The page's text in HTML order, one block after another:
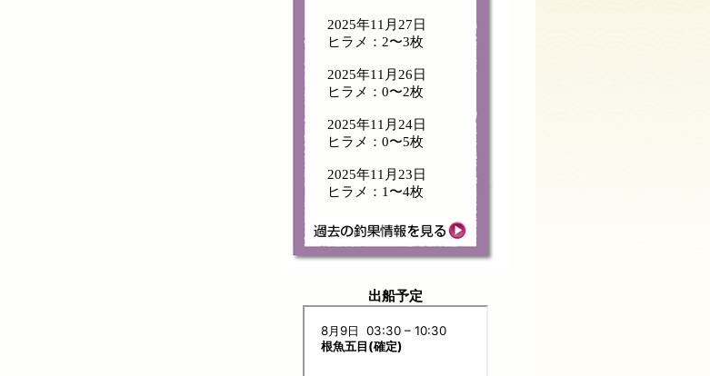
2025年11月27日
ヒラメ：2〜3枚
2025年11月26日
ヒラメ：0〜2枚
2025年11月24日
ヒラメ：0〜5枚
2025年11月23日
ヒラメ：1〜4枚
出船予定